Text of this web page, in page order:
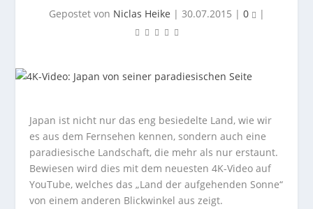
Gepostet von Niclas Heike | 30.07.2015 | 0 |
Japan ist nicht nur das eng besiedelte Land, wie wir
es aus dem Fernsehen kennen, sondern auch eine
paradiesische Landschaft, die mehr als nur erstaunt.
Bewiesen wird dies mit dem neuesten 4K-Video auf
YouTube, welches das „Land der aufgehenden Sonne“
von einem anderen Blickwinkel aus zeigt.